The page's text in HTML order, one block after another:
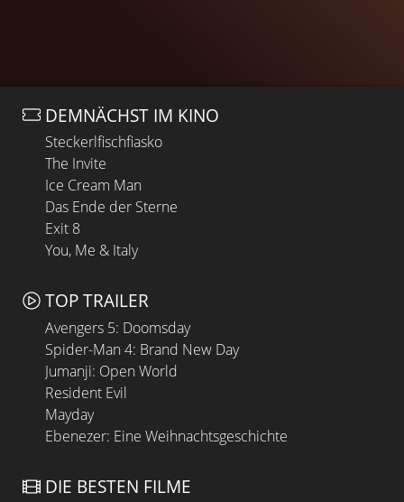
DEMNÄCHST IM KINO
Steckerlfischfiasko
The Invite
Ice Cream Man
Das Ende der Sterne
Exit 8
You, Me & Italy
TOP TRAILER
Avengers 5: Doomsday
Spider-Man 4: Brand New Day
Jumanji: Open World
Resident Evil
Mayday
Ebenezer: Eine Weihnachtsgeschichte
DIE BESTEN FILME